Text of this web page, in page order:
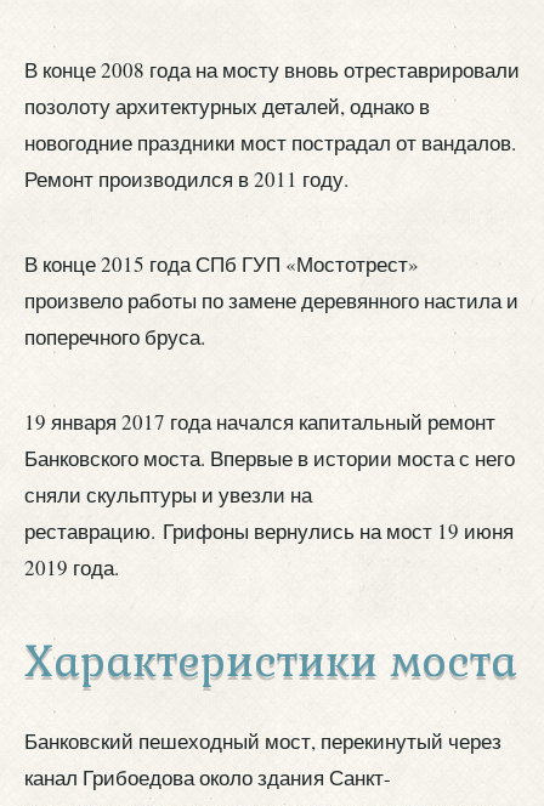
В конце 2008 года на мосту вновь отреставрировали
позолоту архитектурных деталей, однако в
новогодние праздники мост пострадал от вандалов.
Ремонт производился в 2011 году.
В конце 2015 года СПб ГУП «Мостотрест»
произвело работы по замене деревянного настила и
поперечного бруса.
19 января 2017 года начался капитальный ремонт
Банковского моста. Впервые в истории моста с него
сняли скульптуры и увезли на
реставрацию. Грифоны вернулись на мост 19 июня
2019 года.
Характеристики моста
Банковский пешеходный мост, перекинутый через
канал Грибоедова около здания Санкт-